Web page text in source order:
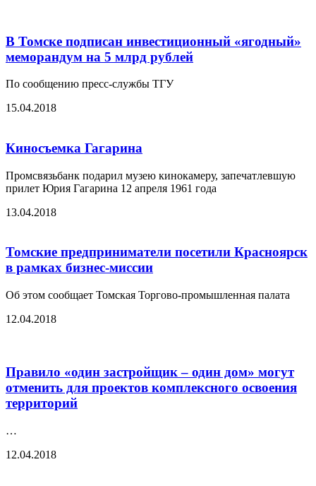
В Томске подписан инвестиционный «ягодный»
меморандум на 5 млрд рублей
По сообщению пресс-службы ТГУ
15.04.2018
Киносъемка Гагарина
Промсвязьбанк подарил музею кинокамеру, запечатлевшую
прилет Юрия Гагарина 12 апреля 1961 года
13.04.2018
Томские предприниматели посетили Красноярск
в рамках бизнес-миссии
Об этом сообщает Томская Торгово-промышленная палата
12.04.2018
Правило «один застройщик – один дом» могут
отменить для проектов комплексного освоения
территорий
…
12.04.2018